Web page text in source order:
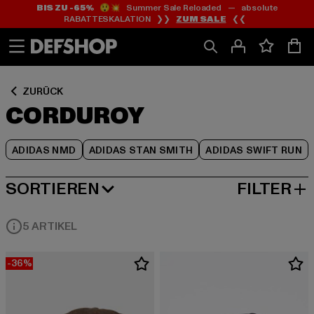
Zum
Inhalt
springen
Zum
Fußzeile
springen
BIS ZU -65%😲💥 Summer Sale Reloaded — absolute
RABATTESKALATION ❯❯ ZUM SALE ❮❮
ZURÜCK
CORDUROY
ADIDAS NMD ADIDAS STAN SMITH ADIDAS SWIFT RUN
Zum
Produktraster
springen
SORTIEREN
BELIEBTESTE FILTER
5 ARTIKEL
-36%